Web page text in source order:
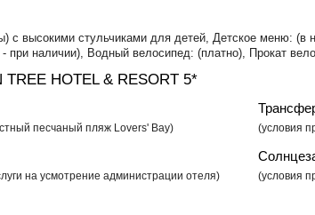
с высокими стульчиками для детей, Детское меню: (в
- при наличии), Водный велосипед: (платно), Прокат
TREE HOTEL & RESORT 5*
песчаный пляж Lovers' Bay) (условия
на усмотрение администрации отеля) (условия